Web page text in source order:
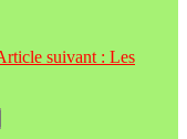
suivant : Les